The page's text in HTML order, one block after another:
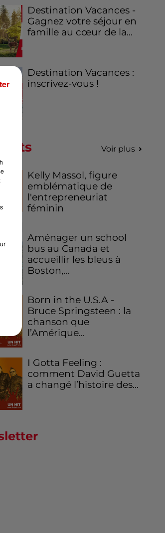
Destination Vacances -
Gagnez votre séjour en
famille au cœur de la...
Destination Vacances :
inscrivez-vous !
Voir plus
Kelly Massol, figure
emblématique de
l'entrepreneuriat
féminin
Aménager un school
bus au Canada et
accueillir les bleus à
Boston,...
Born in the U.S.A -
Bruce Springsteen : la
chanson que
l’Amérique...
I Gotta Feeling :
comment David Guetta
a changé l’histoire des...